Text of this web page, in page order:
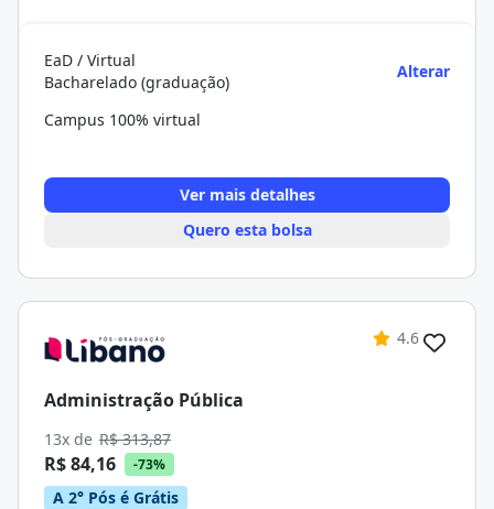
EaD / Virtual
Bacharelado (graduação)
Alterar
Campus 100% virtual
Ver mais detalhes
Quero esta bolsa
4.6
Administração Pública
13x de R$ 313,87
R$ 84,16 -73%
A 2° Pós é Grátis